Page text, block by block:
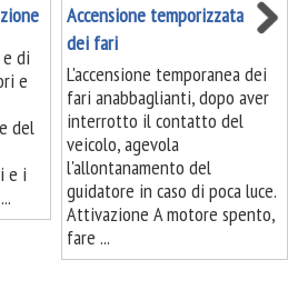
di
e
del
e i
Accensione temporizzata
dei fari
L'accensione temporanea dei
fari anabbaglianti, dopo aver
interrotto il contatto del
veicolo, agevola
l'allontanamento del
guidatore in caso di poca luce.
Attivazione A motore spento,
fare ...